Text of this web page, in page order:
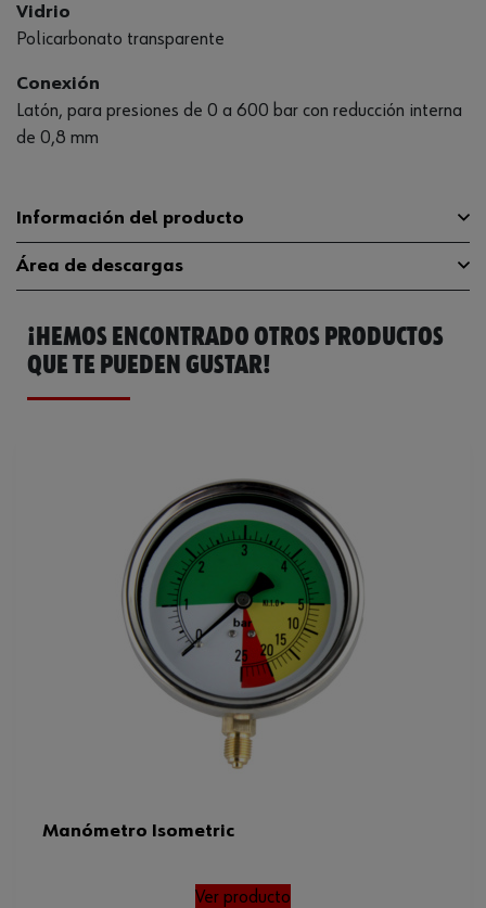
Vidrio
Policarbonato transparente
Conexión
Latón, para presiones de 0 a 600 bar con reducción interna
de 0,8 mm
Información del producto
Material Acero, inoxidable
Rango de medición de presión
Rango de medición máximo de la
600 bar
Peso del producto (por artículo) 250.000 g
Rango de medición
mínimo/máximo de la presión
0-600 bar
Área de descargas
Catálogo General 0866177574
Ficha Técnica
¡HEMOS ENCONTRADO OTROS PRODUCTOS
QUE TE PUEDEN GUSTAR!
Manómetro Isometric
Ver producto